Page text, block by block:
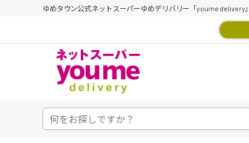
ゆめタウン公式ネットスーパーゆめデリバリー「youme delivery」